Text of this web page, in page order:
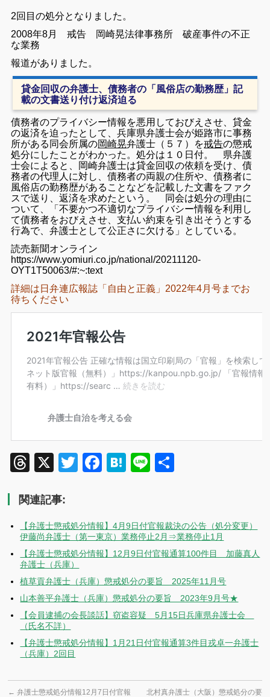
2回目の処分となりました。
2008年8月 戒告 岡崎晃法律事務所 破産事件の不正
な業務
報道がありました。
貸金回収の弁護士、債務者の「風俗店の勤務歴」記
載の文書送り付け返済迫る
債務者のプライバシー情報を悪用しておびえさせ、貸金
の返済を迫ったとして、兵庫県弁護士会が姫路市に事務
所がある同会所属の岡崎晃弁護士（５７）を戒告の懲戒
処分にしたことがわかった。処分は１０日付。 県弁護
士会によると、岡崎弁護士は貸金回収の依頼を受け、債
務者の代理人に対し、債務者の両親の住所や、債務者に
風俗店の勤務歴があることなどを記載した文書をファク
スで送り、返済を求めたという。 同会は処分の理由に
ついて、「不要かつ不適切なプライバシー情報を利用し
て債務者をおびえさせ、支払い約束を引き出そうとする
行為で、弁護士として公正さに欠ける」としている。
読売新聞オンライン
https://www.yomiuri.co.jp/national/20211120-
OYT1T50063/#:~:text
詳細は日弁連広報誌「自由と正義」2022年4月号までお
待ちください
Threads
X TwitterFacebook
Hatena
Line
関連記事:
【弁護士懲戒処分情報】4月9日付官報裁決の公告（処分変更）
伊藤尚弁護士（第一東京）業務停止2月⇒業務停止1月
【弁護士懲戒処分情報】12月9日付官報通算100件目 加藤真人
弁護士（兵庫）
植草貢弁護士（兵庫）懲戒処分の要旨 2025年11月号
山本善平弁護士（兵庫）懲戒処分の要旨 2023年9月号★
【会員逮捕の会長談話】窃盗容疑 5月15日兵庫県弁護士会
（氏名不詳）
【弁護士懲戒処分情報】1月21日付官報通算3件目戎卓一弁護士
（兵庫）2回目
← 弁護士懲戒処分情報12月7日付官報
北村真弁護士（大阪）懲戒処分の要